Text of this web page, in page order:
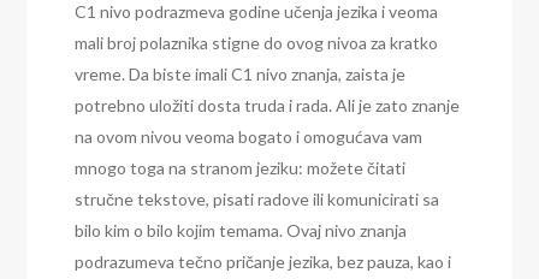
C1 nivo podrazmeva godine učenja jezika i veoma
mali broj polaznika stigne do ovog nivoa za kratko
vreme. Da biste imali C1 nivo znanja, zaista je
potrebno uložiti dosta truda i rada. Ali je zato znanje
na ovom nivou veoma bogato i omogućava vam
mnogo toga na stranom jeziku: možete čitati
stručne tekstove, pisati radove ili komunicirati sa
bilo kim o bilo kojim temama. Ovaj nivo znanja
podrazumeva tečno pričanje jezika, bez pauza, kao i